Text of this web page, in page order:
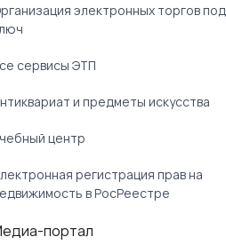
электронных торгов под
сервисы ЭТП
и предметы искусства
центр
регистрация прав на
в РосРеестре
портал